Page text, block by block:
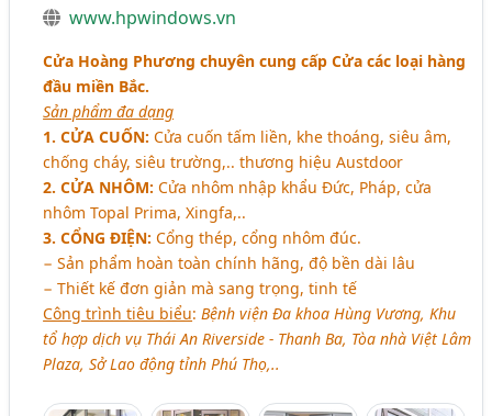
www.hpwindows.vn
Cửa Hoàng Phương chuyên cung cấp Cửa các loại hàng
đầu miền Bắc.
Sản phẩm đa dạng
1. CỬA CUỐN: Cửa cuốn tấm liền, khe thoáng, siêu âm,
chống cháy, siêu trường,.. thương hiệu Austdoor
2. CỬA NHÔM: Cửa nhôm nhập khẩu Đức, Pháp, cửa
nhôm Topal Prima, Xingfa,..
3. CỔNG ĐIỆN: Cổng thép, cổng nhôm đúc.
− Sản phẩm hoàn toàn chính hãng, độ bền dài lâu
− Thiết kế đơn giản mà sang trọng, tinh tế
Công trình tiêu biểu:Bệnh viện Đa khoa Hùng Vương, Khu
tổ hợp dịch vụ Thái An Riverside - Thanh Ba, Tòa nhà Việt Lâm
Plaza, Sở Lao động tỉnh Phú Thọ,..